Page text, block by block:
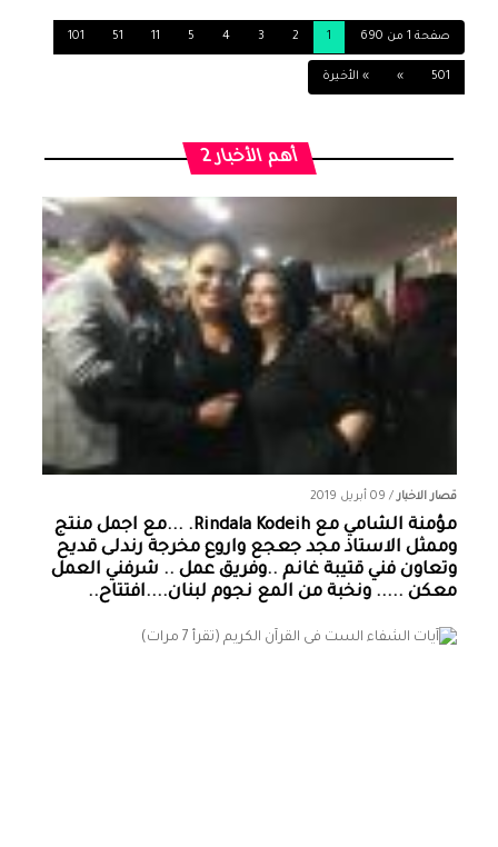
صفحة 1 من 690 1
2
3
4
5
11
51
101
501
» » الأخيرة
أهم الأخبار 2
قصار الاخبار/ 09 أبريل 2019
مؤمنة الشامي‏ مع ‏‎Rindala Kodeih‎‏. ...مع اجمل منتج
وممثل الاستاذ مجد جعجع واروع مخرجة رندلى قديح
وتعاون فني قتيبة غانم ..وفريق عمل .. شرفني العمل
معكن ..... ونخبة من المع نجوم لبنان....افتتاح..